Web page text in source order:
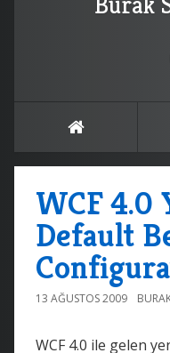
WCF
Default
13 AĞUSTOS 2009
WCF 4.0 ile gelen